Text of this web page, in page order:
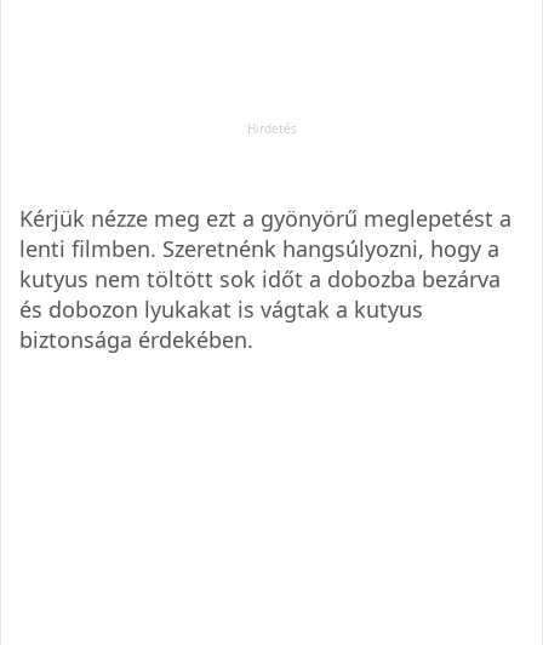
Kérjük nézze meg ezt a gyönyörű meglepetést a
lenti filmben. Szeretnénk hangsúlyozni, hogy a
kutyus nem töltött sok időt a dobozba bezárva
és dobozon lyukakat is vágtak a kutyus
biztonsága érdekében.